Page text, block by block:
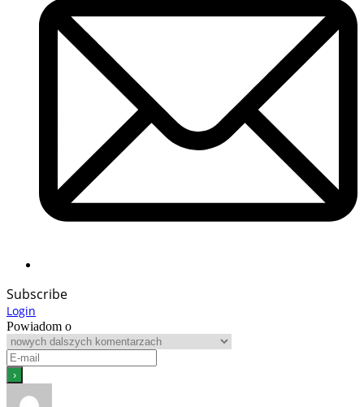
Subscribe
Login
Powiadom o